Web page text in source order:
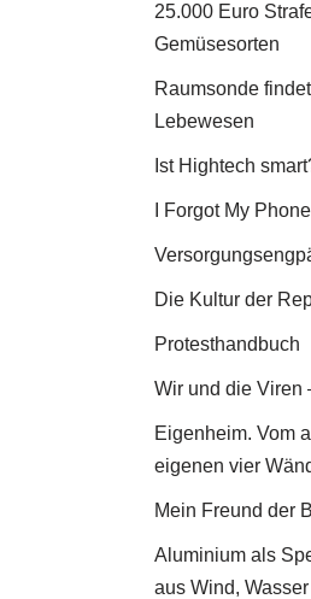
25.000 Euro
Gemüsesorten
Raumsonde
Lebewesen
Ist Hightech
I Forgot My Phone
Die Kultur der
Protesthandbuch
Wir und die Viren
Eigenheim. Vom
eigenen vier
Mein Freund der
Aluminium als
aus Wind,